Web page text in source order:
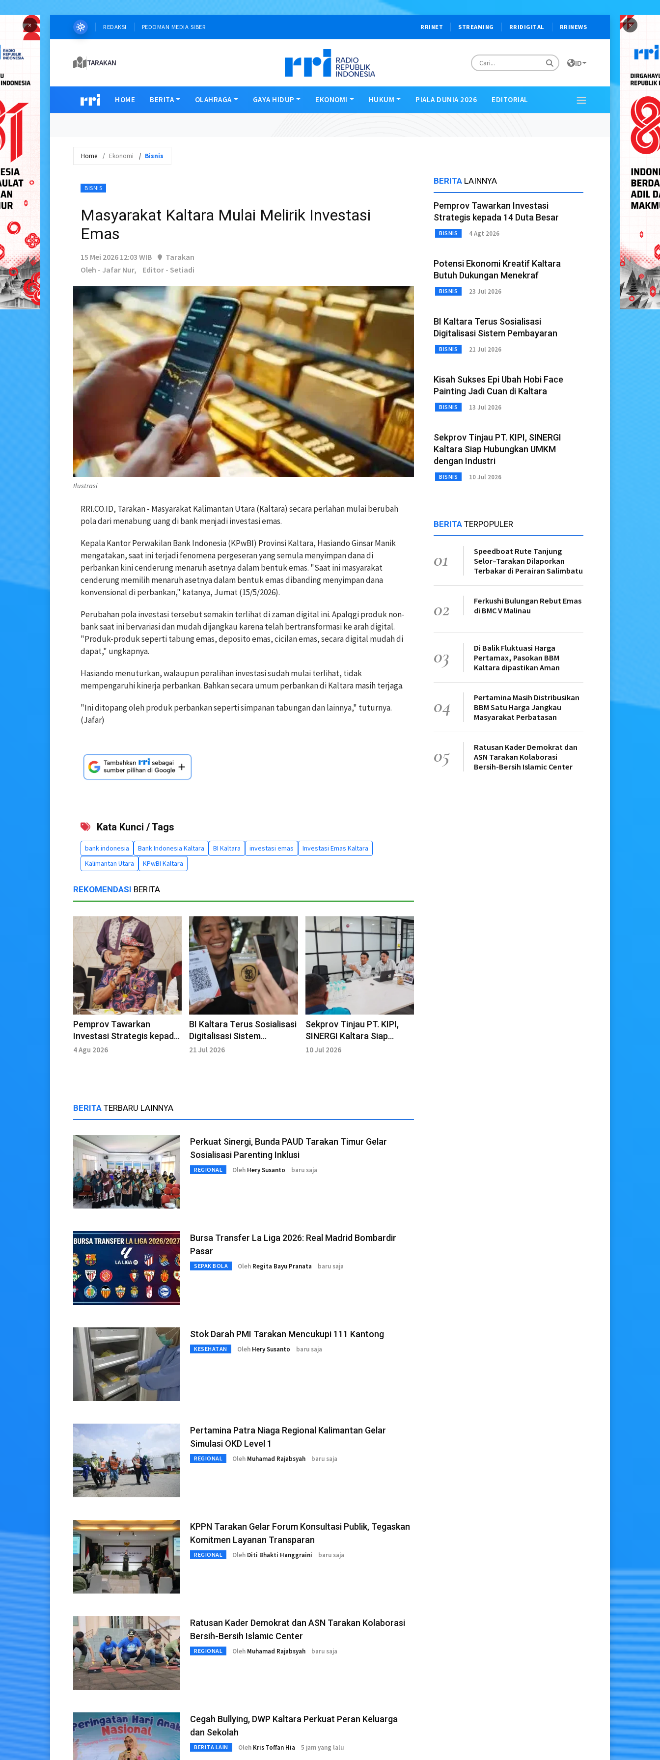
× ×
REDAKSI PEDOMAN MEDIA SIBER RRINET STREAMING RRIDIGITAL RRINEWS
TARAKAN ID
HOME BERITA OLAHRAGA GAYA HIDUP EKONOMI HUKUM PIALA DUNIA 2026 EDITORIAL
Home Ekonomi Bisnis
BISNIS
Masyarakat Kaltara Mulai Melirik Investasi
Emas
15 Mei 2026 12:03 WIB
Tarakan
Oleh - Jafar Nur,
Editor - Setiadi
Ilustrasi
RRI.CO.ID, Tarakan - Masyarakat Kalimantan Utara (Kaltara) secara perlahan mulai berubah
pola dari menabung uang di bank menjadi investasi emas.
Kepala Kantor Perwakilan Bank Indonesia (KPwBI) Provinsi Kaltara, Hasiando Ginsar Manik
mengatakan, saat ini terjadi fenomena pergeseran yang semula menyimpan dana di
perbankan kini cenderung menaruh asetnya dalam bentuk emas. "Saat ini masyarakat
cenderung memilih menaruh asetnya dalam bentuk emas dibanding menyimpan dana
konvensional di perbankan," katanya, Jumat (15/5/2026).
Perubahan pola investasi tersebut semakin terlihat di zaman digital ini. Apalqgi produk non-
bank saat ini bervariasi dan mudah dijangkau karena telah bertransformasi ke arah digital.
"Produk-produk seperti tabung emas, deposito emas, cicilan emas, secara digital mudah di
dapat," ungkapnya.
Hasiando menuturkan, walaupun peralihan investasi sudah mulai terlihat, tidak
mempengaruhi kinerja perbankan. Bahkan secara umum perbankan di Kaltara masih terjaga.
"Ini ditopang oleh produk perbankan seperti simpanan tabungan dan lainnya," tuturnya.
(Jafar)
Kata Kunci / Tags
bank indonesia Bank Indonesia Kaltara BI Kaltara investasi emas
Investasi Emas Kaltara
Kalimantan Utara
KPwBI Kaltara
REKOMENDASI BERITA
Pemprov Tawarkan
Investasi Strategis kepada
14 Duta Besar
4 Agu 2026
BI Kaltara Terus Sosialisasi
Digitalisasi Sistem
Pembayaran
21 Jul 2026
Sekprov Tinjau PT. KIPI,
SINERGI Kaltara Siap
Hubungkan UMKM dengan
10 Jul 2026
BERITA TERBARU LAINNYA
Perkuat Sinergi, Bunda PAUD Tarakan Timur Gelar
Sosialisasi Parenting Inklusi
REGIONAL Oleh Hery Susanto baru saja
Bursa Transfer La Liga 2026: Real Madrid Bombardir
Pasar
SEPAK BOLA Oleh Regita Bayu Pranata baru saja
Stok Darah PMI Tarakan Mencukupi 111 Kantong
KESEHATAN Oleh Hery Susanto baru saja
Pertamina Patra Niaga Regional Kalimantan Gelar
Simulasi OKD Level 1
REGIONAL Oleh Muhamad Rajabsyah baru saja
KPPN Tarakan Gelar Forum Konsultasi Publik, Tegaskan
Komitmen Layanan Transparan
REGIONAL Oleh Diti Bhakti Hanggraini baru saja
Ratusan Kader Demokrat dan ASN Tarakan Kolaborasi
Bersih-Bersih Islamic Center
REGIONAL Oleh Muhamad Rajabsyah baru saja
Cegah Bullying, DWP Kaltara Perkuat Peran Keluarga
dan Sekolah
BERITA LAIN Oleh Kris Toffan Hia 5 jam yang lalu
BERITA LAINNYA
Pemprov Tawarkan Investasi
Strategis kepada 14 Duta Besar
BISNIS 4 Agt 2026
Potensi Ekonomi Kreatif Kaltara
Butuh Dukungan Menekraf
BISNIS 23 Jul 2026
BI Kaltara Terus Sosialisasi
Digitalisasi Sistem Pembayaran
BISNIS 21 Jul 2026
Kisah Sukses Epi Ubah Hobi Face
Painting Jadi Cuan di Kaltara
BISNIS 13 Jul 2026
Sekprov Tinjau PT. KIPI, SINERGI
Kaltara Siap Hubungkan UMKM
dengan Industri
BISNIS 10 Jul 2026
BERITA TERPOPULER
01
Speedboat Rute Tanjung
Selor–Tarakan Dilaporkan
Terbakar di Perairan Salimbatu
02
Ferkushi Bulungan Rebut Emas
di BMC V Malinau
03
Di Balik Fluktuasi Harga
Pertamax, Pasokan BBM
Kaltara dipastikan Aman
04
Pertamina Masih Distribusikan
BBM Satu Harga Jangkau
Masyarakat Perbatasan
05
Ratusan Kader Demokrat dan
ASN Tarakan Kolaborasi
Bersih-Bersih Islamic Center